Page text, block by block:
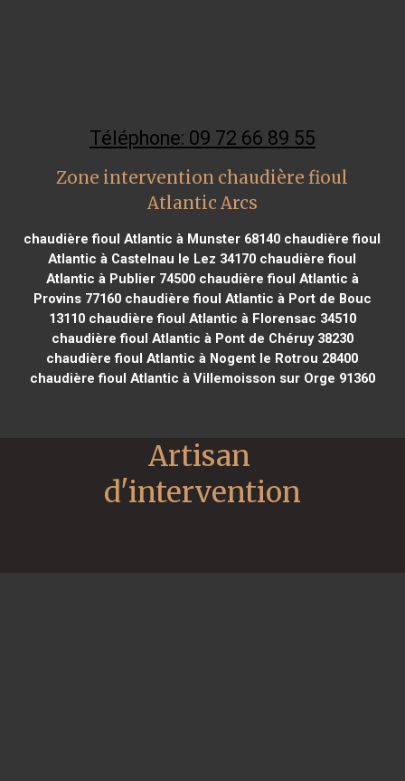
Téléphone: 09 72 66 89 55
Zone intervention chaudière fioul
Atlantic Arcs
chaudière fioul Atlantic à Munster 68140 chaudière fioul
Atlantic à Castelnau le Lez 34170 chaudière fioul
Atlantic à Publier 74500chaudière fioul Atlantic à
Provins 77160chaudière fioul Atlantic à Port de Bouc
13110chaudière fioul Atlantic à Florensac 34510
chaudière fioul Atlantic à Pont de Chéruy 38230
chaudière fioul Atlantic à Nogent le Rotrou 28400
chaudière fioul Atlantic à Villemoisson sur Orge 91360
Artisan
d'intervention